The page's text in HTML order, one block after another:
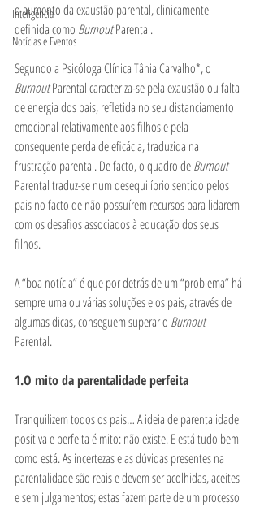
Inteligência
Notícias e Eventos
o aumento da exaustão parental, clinicamente
definida como Burnout Parental.
Segundo a Psicóloga Clínica Tânia Carvalho*, o
Burnout Parental caracteriza-se pela exaustão ou falta
de energia dos pais, refletida no seu distanciamento
emocional relativamente aos filhos e pela
consequente perda de eficácia, traduzida na
frustração parental. De facto, o quadro de Burnout
Parental traduz-se num desequilíbrio sentido pelos
pais no facto de não possuírem recursos para lidarem
com os desafios associados à educação dos seus
filhos.
A “boa notícia” é que por detrás de um “problema” há
sempre uma ou várias soluções e os pais, através de
algumas dicas, conseguem superar o Burnout
Parental.
1.O mito da parentalidade perfeita
Tranquilizem todos os pais… A ideia de parentalidade
positiva e perfeita é mito: não existe. E está tudo bem
como está. As incertezas e as dúvidas presentes na
parentalidade são reais e devem ser acolhidas, aceites
e sem julgamentos; estas fazem parte de um processo